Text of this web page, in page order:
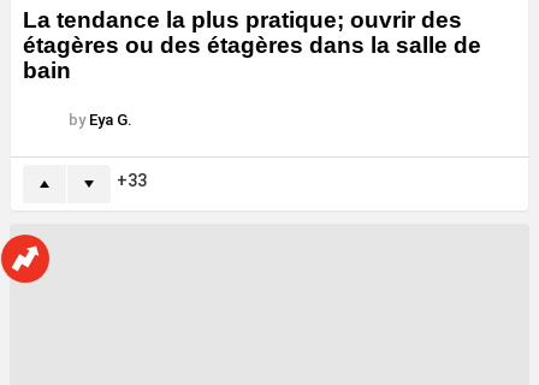
La tendance la plus pratique; ouvrir des
étagères ou des étagères dans la salle de
bain
by Eya G.
33